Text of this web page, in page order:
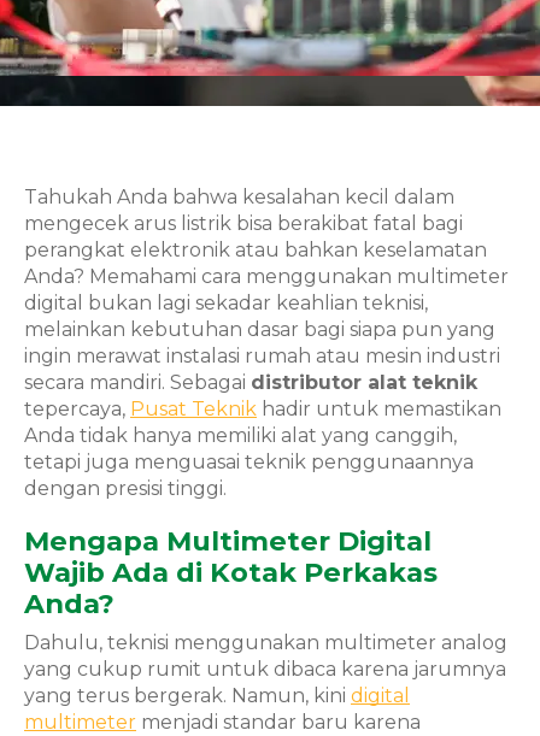
Tahukah Anda bahwa kesalahan kecil dalam
mengecek arus listrik bisa berakibat fatal bagi
perangkat elektronik atau bahkan keselamatan
Anda? Memahami cara menggunakan multimeter
digital bukan lagi sekadar keahlian teknisi,
melainkan kebutuhan dasar bagi siapa pun yang
ingin merawat instalasi rumah atau mesin industri
secara mandiri. Sebagai distributor alat teknik
tepercaya, Pusat Teknik hadir untuk memastikan
Anda tidak hanya memiliki alat yang canggih,
tetapi juga menguasai teknik penggunaannya
dengan presisi tinggi.
Mengapa Multimeter Digital
Wajib Ada di Kotak Perkakas
Anda?
Dahulu, teknisi menggunakan multimeter analog
yang cukup rumit untuk dibaca karena jarumnya
yang terus bergerak. Namun, kini digital
multimeter menjadi standar baru karena